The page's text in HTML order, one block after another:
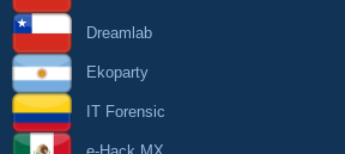
Dreamlab
Ekoparty
IT Forensic